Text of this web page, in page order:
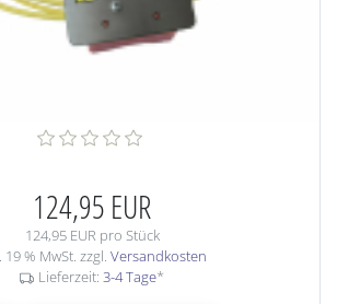
124,95 EUR
124,95 EUR pro Stück
19 % MwSt. zzgl. Versandkosten
Lieferzeit: 3-4 Tage*